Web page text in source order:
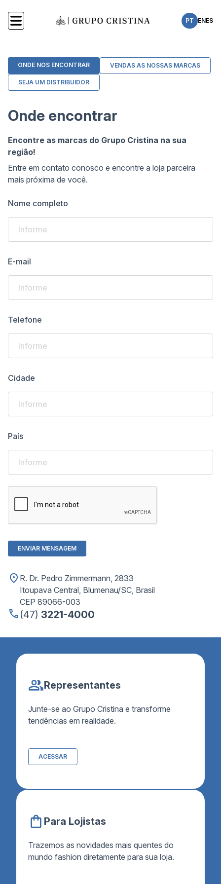
PT ENES
ONDE NOS ENCONTRAR VENDAS AS NOSSAS MARCAS
SEJA UM DISTRIBUIDOR
Onde encontrar
Encontre as marcas do Grupo Cristina na sua
região!
Entre em contato conosco e encontre a loja parceira
mais próxima de você.
Nome completo
E-mail
Telefone
Cidade
País
ENVIAR MENSAGEM
R. Dr. Pedro Zimmermann, 2833
Itoupava Central, Blumenau/SC, Brasil
CEP 89066-003
(47) 3221-4000
Representantes
Junte-se ao Grupo Cristina e transforme
tendências em realidade.
ACESSAR
Para Lojistas
Trazemos as novidades mais quentes do
mundo fashion diretamente para sua loja.